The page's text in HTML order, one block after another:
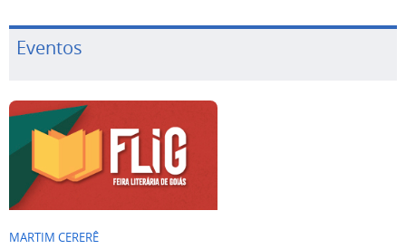
Eventos
MARTIM CERERÊ